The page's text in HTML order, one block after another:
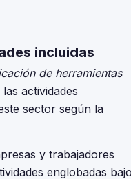
incluidas
de herramientas
actividades
sector según la
y trabajadores
englobadas